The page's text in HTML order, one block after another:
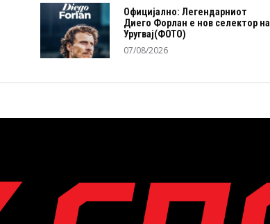
Официјално: Легендарниот
Диего Форлан е нов селектор на
Уругвај(ФОТО)
07/08/2026